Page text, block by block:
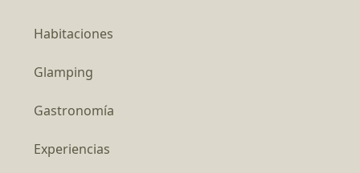
Habitaciones
Glamping
Gastronomía
Experiencias